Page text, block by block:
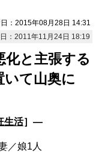
：2015年08月28日 14:31
：2011年11月24日 18:19
化と主張する
て山奥に
生活］―
／娘1人